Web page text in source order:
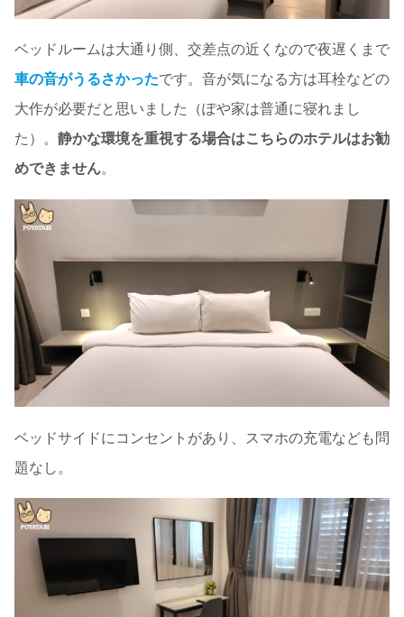
ベッドルームは大通り側、交差点の近くなので夜遅くまで
車の音がうるさかったです。音が気になる方は耳栓などの
大作が必要だと思いました（ぽや家は普通に寝れまし
た）。 静かな環境を重視する場合はこちらのホテルはお勧
めできません。
ベッドサイドにコンセントがあり、スマホの充電なども問
題なし。